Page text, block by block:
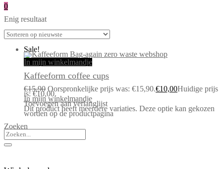
0
Enig resultaat
Sale!
In mijn winkelmandje
Kaffeeform coffee cups
€15,90 Oorspronkelijke prijs was: €15,90.€10,00Huidige prijs
is: €10,00.
In mijn winkelmandje
Toevoegen aan verlanglijst
Dit product heeft meerdere variaties. Deze optie kan gekozen
worden op de productpagina
Zoeken